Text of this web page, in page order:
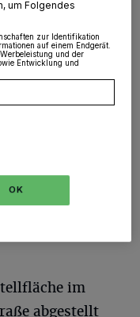
Zeit von 11:30
Täter in
vom Typ A 6 V8.
im
abgestellt
um Folgendes
zur Identifikation
auf einem Endgerät.
und der
Entwicklung und
OK